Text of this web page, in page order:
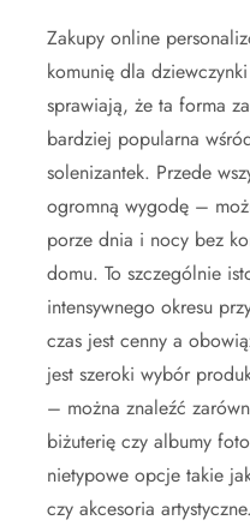
Zakupy online
komunię dla
sprawiają, że ta forma
bardziej popularna
solenizantek. Przede
ogromną wygodę –
porze dnia i nocy bez
domu. To szczególnie
intensywnego okresu
czas jest cenny a
jest szeroki wybór
– można znaleźć
biżuterię czy albumy
nietypowe opcje takie
czy akcesoria